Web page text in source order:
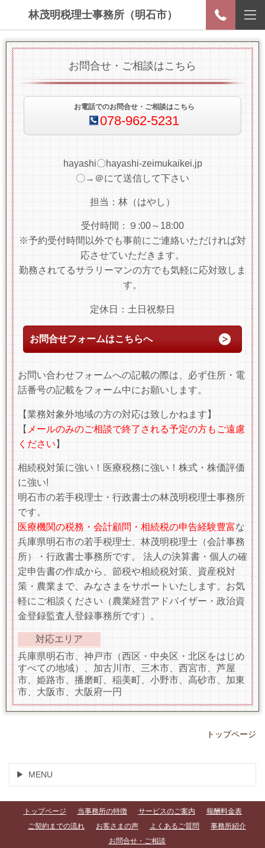
林茂明税理士事務所（明石市）
お問合せ・ご相談はこちら
お電話でのお問合せ・ご相談はこちら
078-962-5231
hayashi〇hayashi-zeimukaikei.jp
〇→＠にて送信して下さい
担当：林（はやし）
受付時間：９:00～18:00
※予約受付時間以外でも事前にご連絡いただければ対
応させていただきます。
勤務されてるサラリーマンの方でも気軽に応対致しま
す。
定休日：土日祝祭日
お問合せフォームはこちらへ
お問い合わせフォームへの記載の際は、必ず住所・電
話番号の記載をフォーム中にお願いします。
【業務対象外地域の方の対応は致しかねます】
【 メールのみのご相談で終了される予定の方もご遠慮
ください 】
相続税対策に強い！医療税務に強い！株式・株価評価
に強い!
明石市の若手税理士・行政書士の林茂明税理士事務所
です。
医療機関の税務・会計顧問・相続税の申告経験豊富な
兵庫県明石市の若手税理士、林茂明税理士（会計事務
所）・行政書士事務所です。 法人の決算書・個人の確
定申告書の作成から、節税や相続税対策、資産税対
策・農業まで、みなさまをサポートいたします。お気
軽にご相談ください（農業経営アドバイザー・政治資
金登録監査人登録事務所です）。
対応エリア
兵庫県明石市、神戸市（西区・中央区・北区をはじめ
すべての地域）、加古川市、三木市、西宮市、芦屋
市、姫路市、播磨町、稲美町、小野市、高砂市、加東
市、大阪市、大阪府一円
トップページ
MENU
トップページ 当事務所の特徴 サービスのご案内
報酬料金表
ご契約までの流れ
お客さまの声 よくあるご質問
事務所紹介
お問合せ・ご相談